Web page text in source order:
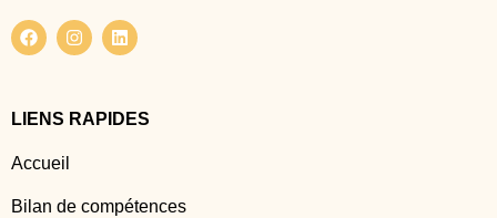
LIENS RAPIDES
Accueil
Bilan de compétences